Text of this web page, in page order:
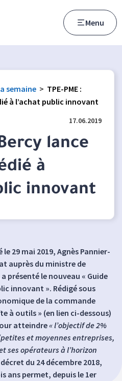
Menu
semaine > TPE-PME :
à l’achat public innovant
17.06.2019
lance
à
innovant
29 mai 2019, Agnès Pannier-
auprès du ministre de
présenté le nouveau « Guide
innovant ». Rédigé sous
de la commande
à outils » (en lien ci-dessous)
atteindre« l’objectif de 2%
et moyennes entreprises,
ses opérateurs à l’horizon
du 24 décembre 2018,
ans permet, depuis le 1er